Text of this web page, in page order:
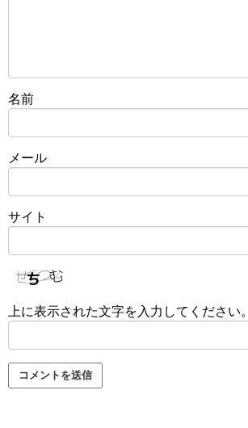
名前
メール
サイト
上に表示された文字を入力してください。